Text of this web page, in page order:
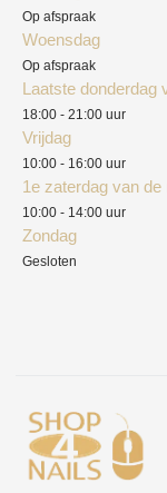
Op afspraak
Woensdag
Op afspraak
Laatste donderdag
18:00 - 21:00 uur
Vrijdag
10:00 - 16:00 uur
1e zaterdag van de
10:00 - 14:00 uur
Zondag
Gesloten